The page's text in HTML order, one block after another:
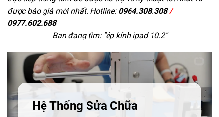
được báo giá mới nhất. Hotline: 0964.308.308/
0977.602.688
Bạn đang tìm: "ép kính ipad 10.2"
Hệ Thống Sửa Chữa